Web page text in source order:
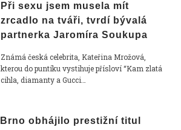
Při sexu jsem musela mít
zrcadlo na tváři, tvrdí bývalá
partnerka Jaromíra Soukupa
Známá česká celebrita, Kateřina Mrožová,
kterou do puntíku vystihuje přísloví “Kam zlatá
cihla, diamanty a Gucci…
Brno obhájilo prestižní titul